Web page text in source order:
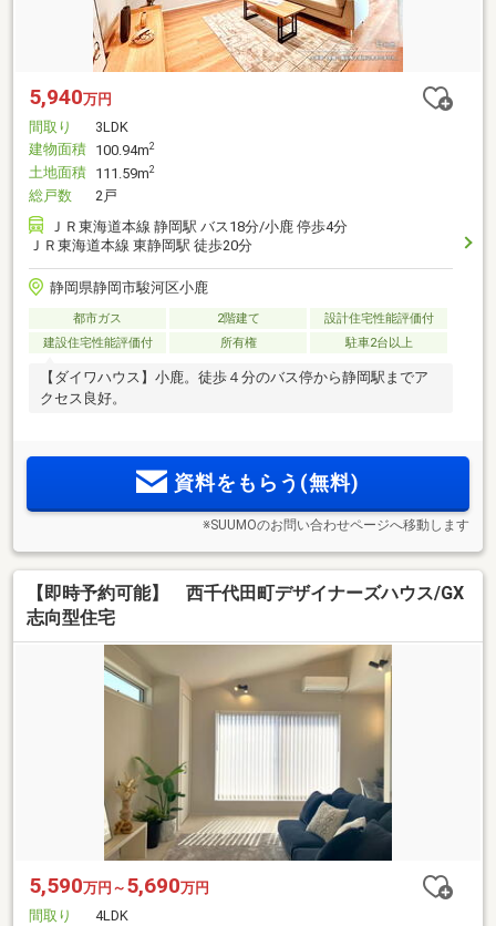
5,940万円
間取り
3LDK
建物面積 100.94m2
土地面積 111.59m2
総戸数
2戸
ＪＲ東海道本線 静岡駅 バス18分/小鹿 停歩4分
ＪＲ東海道本線 東静岡駅 徒歩20分
静岡県静岡市駿河区小鹿
都市ガス 2階建て
設計住宅性能評価付
建設住宅性能評価付
所有権 駐車2台以上
【ダイワハウス】小鹿。徒歩４分のバス停から静岡駅までア
クセス良好。
資料をもらう(無料)
※SUUMOのお問い合わせページへ移動します
【即時予約可能】 西千代田町デザイナーズハウス/GX
志向型住宅
5,590万円～ 5,690万円
間取り
4LDK